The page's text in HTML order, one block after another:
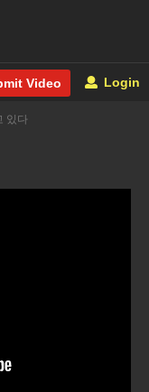
Video Login
있다